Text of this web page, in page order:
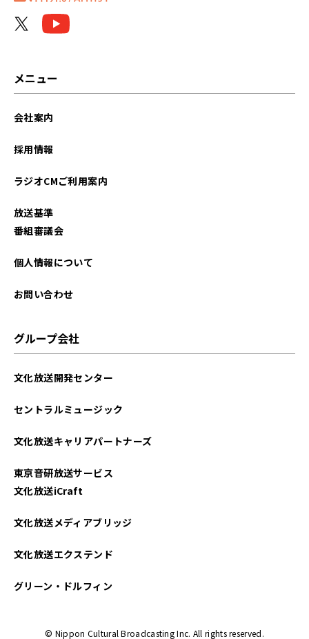
メニュー
会社案内
採用情報
ラジオCMご利用案内
放送基準
番組審議会
個人情報について
お問い合わせ
グループ会社
文化放送開発センター
セントラルミュージック
文化放送キャリアパートナーズ
東京音研放送サービス
文化放送iCraft
文化放送メディアブリッジ
文化放送エクステンド
グリーン・ドルフィン
© Nippon Cultural Broadcasting Inc. All rights reserved.